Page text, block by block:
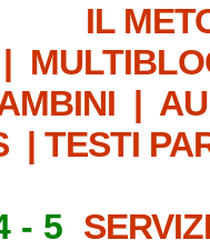
IL
|
|
| TESTI
- 5